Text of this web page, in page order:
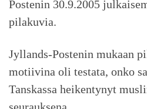
Postenin 30.9.2005
pilakuvia.
Jyllands-Postenin mukaan
motiivina oli testata, onko
Tanskassa heikentynyt